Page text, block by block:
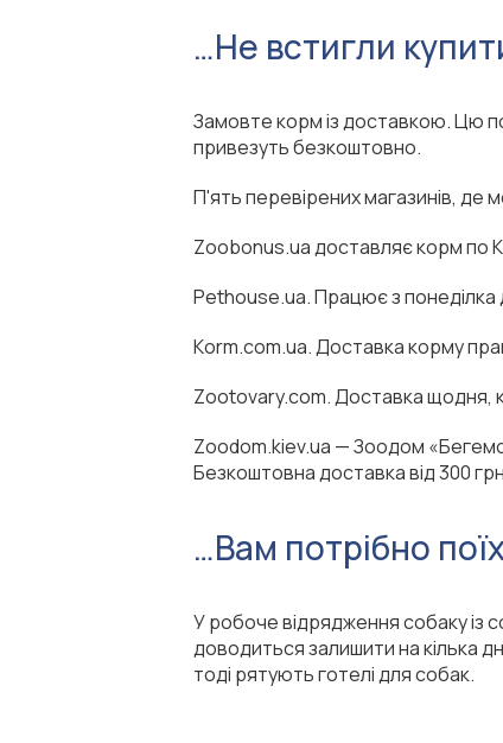
…Не встигли
Замовте корм із доставкою. Цю
привезуть безкоштовно.
П'ять перевірених магазинів, де
Zoobonus.ua доставляє корм по
Рethouse.ua. Працює з
Кorm.com.ua. Доставка корму
Zootovary.com. Доставка щодня,
Zoodom.kiev.ua — Зоодом
Безкоштовна доставка від 300
…Вам потрібно
У робоче відрядження собаку із
доводиться залишити на кілька
тоді рятують готелі для собак.